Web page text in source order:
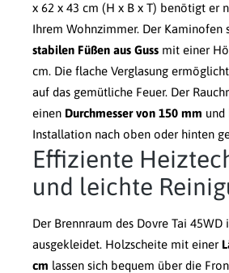
x 62 x 43 cm (H x B x T) benötigt er
Ihrem Wohnzimmer. Der Kaminofen
stabilen Füßen aus Guss mit einer
cm. Die flache Verglasung
auf das gemütliche Feuer. Der
einen Durchmesser von 150 mm und
Installation nach oben oder hinten
Effiziente
und leichte
Der Brennraum des Dovre Tai 45WD
ausgekleidet. Holzscheite mit einer
cm lassen sich bequem über die